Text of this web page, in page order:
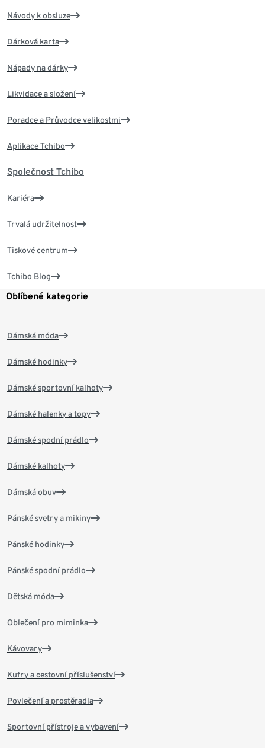
Návody k obsluze
Dárková karta
Nápady na dárky
Likvidace a složení
Poradce a Průvodce velikostmi
Aplikace Tchibo
Společnost Tchibo
Kariéra
Trvalá udržitelnost
Tiskové centrum
Tchibo Blog
Oblíbené kategorie
Dámská móda
Dámské hodinky
Dámské sportovní kalhoty
Dámské halenky a topy
Dámské spodní prádlo
Dámské kalhoty
Dámská obuv
Pánské svetry a mikiny
Pánské hodinky
Pánské spodní prádlo
Dětská móda
Oblečení pro miminka
Kávovary
Kufry a cestovní příslušenství
Povlečení a prostěradla
Sportovní přístroje a vybavení